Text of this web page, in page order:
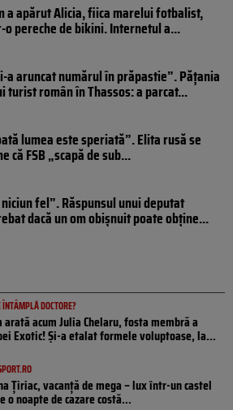
a apărut Alicia, fiica marelui fotbalist,
pereche de bikini. Internetul a...
a aruncat numărul în prăpastie”. Pățania
turist român în Thassos: a parcat...
lumea este speriată”. Elita rusă se
că FSB „scapă de sub...
fel”. Răspunsul unui deputat
dacă un om obișnuit poate obține...
ÎNTÂMPLĂ DOCTORE?
arată acum Julia Chelaru, fosta membră a
Exotic! Și-a etalat formele voluptoase, la...
Țiriac, vacanță de mega – lux într-un castel
o noapte de cazare costă...